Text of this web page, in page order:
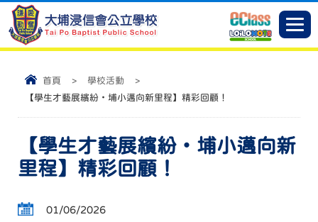
首頁 > 學校活動
>
【學生才藝展繽紛‧埔小邁向新里程】精彩回顧！
【學生才藝展繽紛‧埔小邁向新
里程】精彩回顧！
01/06/2026